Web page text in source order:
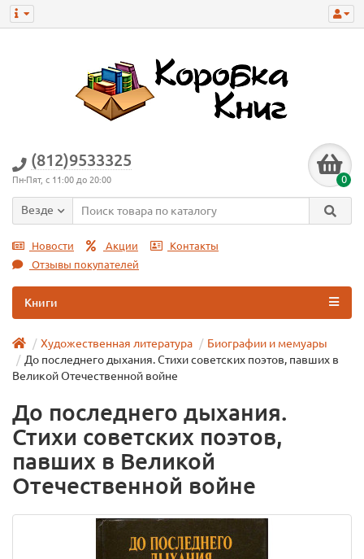
(812)9533325
Пн-Пят, с 11:00 до 20:00 0
Везде
Новости Акции
Контакты
Отзывы покупателей
Книги
Художественная литература
Биографии и мемуары
До последнего дыхания. Стихи советских поэтов, павших в
Великой Отечественной войне
До последнего дыхания.
Стихи советских поэтов,
павших в Великой
Отечественной войне